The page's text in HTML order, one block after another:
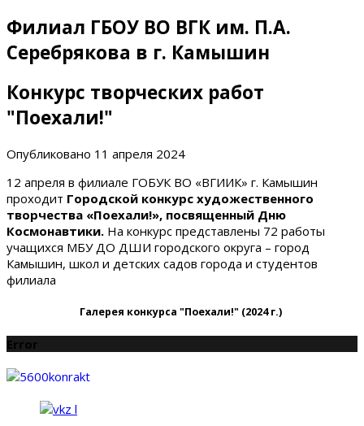
Филиал ГБОУ ВО ВГК им. П.А.
Серебрякова в г. Камышин
Конкурс творческих работ
"Поехали!"
Опубликовано 11 апреля 2024
12 апреля в филиале ГОБУК ВО «ВГИИК» г. Камышин
проходит Городской конкурс художественного
творчества «Поехали!», посвященный Дню
Космонавтики. На конкурс представлены 72 работы
учащихся МБУ ДО ДШИ городского округа – город
Камышин, школ и детских садов города и студентов
филиала
Галерея конкурса "Поехали!" (2024 г.)
Error